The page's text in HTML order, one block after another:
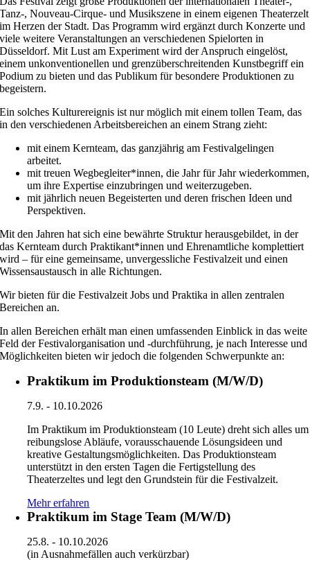
Tanz-, Nouveau-Cirque- und Musikszene in einem eigenen Theaterzelt
im Herzen der Stadt. Das Programm wird ergänzt durch Konzerte und
viele weitere Veranstaltungen an verschiedenen Spielorten in
Düsseldorf. Mit Lust am Experiment wird der Anspruch eingelöst,
einem unkonventionellen und grenzüberschreitenden Kunstbegriff ein
Podium zu bieten und das Publikum für besondere Produktionen zu
begeistern.
Ein solches Kulturereignis ist nur möglich mit einem tollen Team, das
in den verschiedenen Arbeitsbereichen an einem Strang zieht:
mit einem Kernteam, das ganzjährig am Festivalgelingen
arbeitet.
mit treuen Wegbegleiter*innen, die Jahr für Jahr wiederkommen,
um ihre Expertise einzubringen und weiterzugeben.
mit jährlich neuen Begeisterten und deren frischen Ideen und
Perspektiven.
Mit den Jahren hat sich eine bewährte Struktur herausgebildet, in der
das Kernteam durch Praktikant*innen und Ehrenamtliche komplettiert
wird – für eine gemeinsame, unvergessliche Festivalzeit und einen
Wissensaustausch in alle Richtungen.
Wir bieten für die Festivalzeit Jobs und Praktika in allen zentralen
Bereichen an.
In allen Bereichen erhält man einen umfassenden Einblick in das weite
Feld der Festivalorganisation und -durchführung, je nach Interesse und
Möglichkeiten bieten wir jedoch die folgenden Schwerpunkte an:
Praktikum im Produktionsteam (M/W/D)
7.9. - 10.10.2026
Im Praktikum im Produktionsteam (10 Leute) dreht sich alles um
reibungslose Abläufe, vorausschauende Lösungsideen und
kreative Gestaltungsmöglichkeiten. Das Produktionsteam
unterstützt in den ersten Tagen die Fertigstellung des
Theaterzeltes und legt den Grundstein für die Festivalzeit.
Mehr erfahren
Praktikum im Stage Team (M/W/D)
25.8. - 10.10.2026
(in Ausnahmefällen auch verkürzbar)